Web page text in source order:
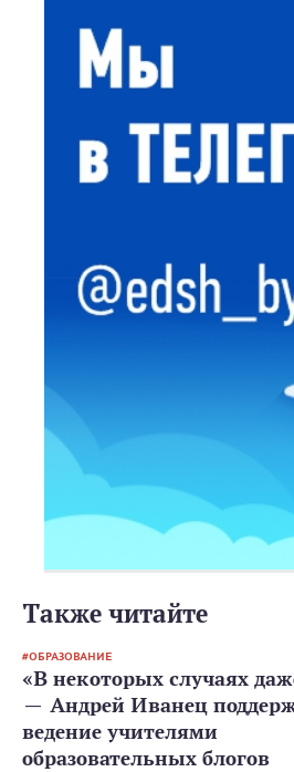
Также читайте
ОБРАЗОВАНИЕ
«В некоторых случаях
— Андрей Иванец
ведение учителями
образовательных блогов